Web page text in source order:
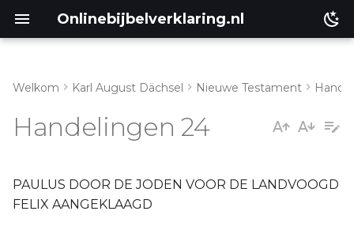
Onlinebijbelverklaring.nl
Éxodus
Welkom Karl August Dächsel Nieuwe Testament
Handelingen 24
PAULUS DOOR DE JODEN VOOR DE LANDVOOGD
FELIX AANGEKLAAGD